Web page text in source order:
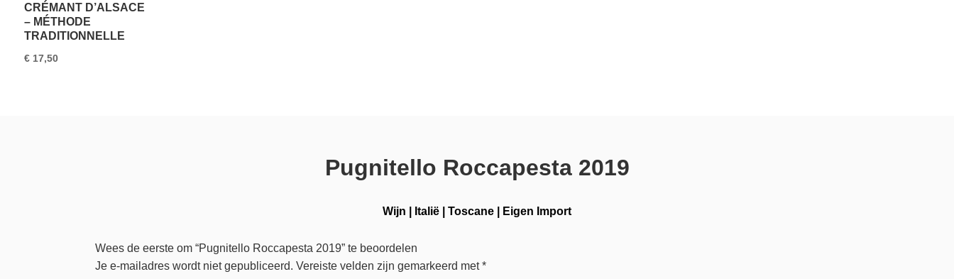
CRÉMANT D’ALSACE
– MÉTHODE
TRADITIONNELLE
€17,50
Pugnitello Roccapesta 2019
Wijn Italië Toscane Eigen Import
Wees de eerste om “Pugnitello Roccapesta 2019” te beoordelen
Je e-mailadres wordt niet gepubliceerd. Vereiste velden zijn gemarkeerd met*